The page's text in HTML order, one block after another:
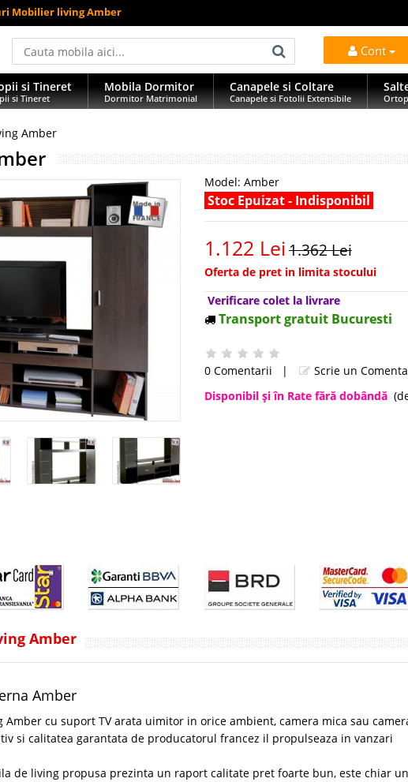
Mobilier living Amber
Cont
si Tineret
si Tineret
Mobila Dormitor
Dormitor Matrimonial
Canapele si Coltare
Canapele si Fotolii Extensibile
Amber
Model: Amber
Stoc Epuizat - Indisponibil
1.122 Lei1.362 Lei
Oferta de pret in limita stocului
Verificare colet la livrare
Transport gratuit Bucuresti
0 Comentarii |
Scrie un
Disponibil şi în Rate fără dobândă
Amber
Amber
cu suport TV arata uimitor in orice ambient, camera mica sau
si calitatea garantata de producatorul francez il propulseaza in vanzari
de living propusa prezinta un raport calitate pret foarte bun, este chiar un